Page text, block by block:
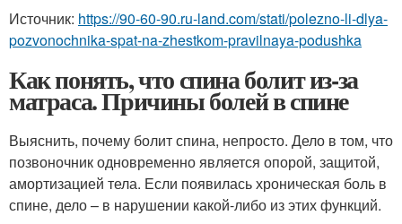
Источник: https://90-60-90.ru-land.com/stati/polezno-li-dlya-
pozvonochnika-spat-na-zhestkom-pravilnaya-podushka
Как понять, что спина болит из-за
матраса. Причины болей в спине
Выяснить, почему болит спина, непросто. Дело в том, что
позвоночник одновременно является опорой, защитой,
амортизацией тела. Если появилась хроническая боль в
спине, дело – в нарушении какой-либо из этих функций.